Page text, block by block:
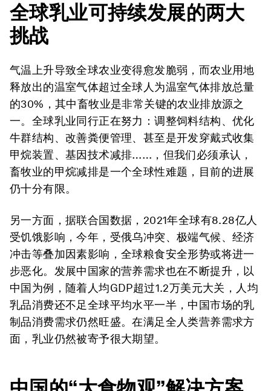
全球乳业可持续发展的两大
挑战
气温上升导致全球农业变得愈发脆弱，而农业用地
释放出的温室气体超过全球人为温室气体排放总量
的30%，其中畜牧业是非常关键的农业排放源之
一。全球乳业同行正在努力：调整饲料结构、优化
牛群结构、改善粪便管理、甚至是开发穿戴式收集
甲烷装置、基因技术减排……，但我们必须承认，
畜牧业的甲烷减排是一个全球性难题，目前的进展
仍十分有限。
另一方面，据联合国数据，2021年全球有8.28亿人
受饥饿影响，今年，受俄乌冲突、极端气候、经济
冲击等叠加因素影响，全球粮食安全形势或将进一
步恶化。发展中国家的营养需求也在不断提升，以
中国为例，随着人均GDP超过1.2万美元大关，人均
乳品消费还不足全球平均水平一半，中国市场的乳
制品消费需求仍然旺盛。在满足全人类营养需求方
面，乳业仍然被寄予很大期望。